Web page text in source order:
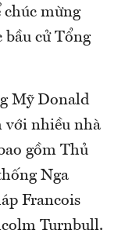
chúc mừng
bầu cử Tổng
Mỹ Donald
với nhiều nhà
gồm Thủ
Nga
Francois
Turnbull.